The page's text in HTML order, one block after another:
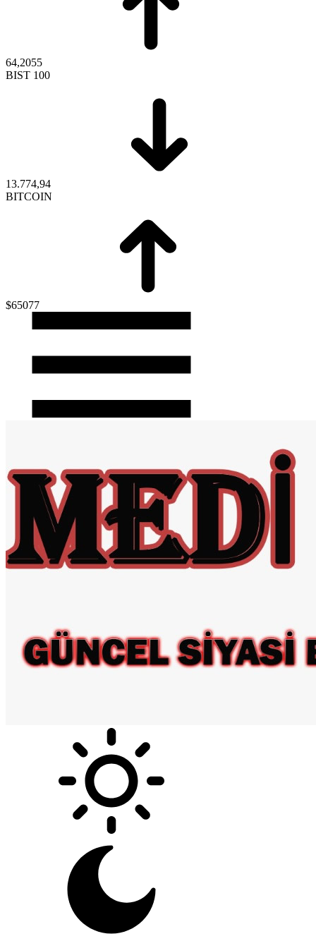
64,2055
BIST 100
13.774,94
BITCOIN
$65077